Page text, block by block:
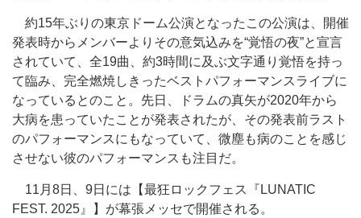
約15年ぶりの東京ドーム公演となったこの公演は、開催
発表時からメンバーよりその意気込みを“覚悟の夜”と宣言
されていて、全19曲、約3時間に及ぶ文字通り覚悟を持っ
て臨み、完全燃焼しきったベストパフォーマンスライブに
なっているとのこと。先日、ドラムの真矢が2020年から
大病を患っていたことが発表されたが、その発表前ラスト
のパフォーマンスにもなっていて、微塵も病のことを感じ
させない彼のパフォーマンスも注目だ。
11月8日、9日には【最狂ロックフェス『LUNATIC
FEST. 2025』】が幕張メッセで開催される。